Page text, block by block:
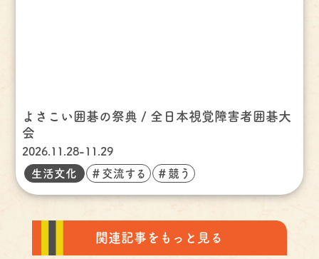
よさこい囲碁の祭典 / 全日本視覚障害者囲碁大
会
2026.11.28-11.29
生活文化
＃交流する ＃競う
関連記事をもっと見る